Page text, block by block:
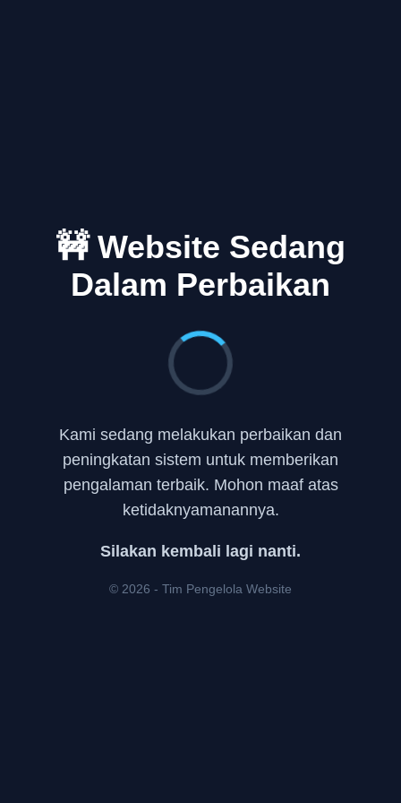
🚧 Website Sedang
Dalam Perbaikan
Kami sedang melakukan perbaikan dan
peningkatan sistem untuk memberikan
pengalaman terbaik. Mohon maaf atas
ketidaknyamanannya.
Silakan kembali lagi nanti.
© 2026 - Tim Pengelola Website